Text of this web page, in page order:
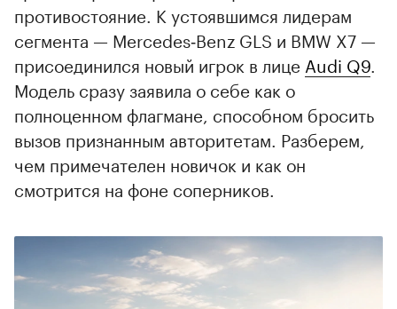
противостояние. К устоявшимся лидерам
сегмента — Mercedes‑Benz GLS и BMW X7 —
присоединился новый игрок в лице Audi Q9
Модель сразу заявила о себе как о
полноценном флагмане, способном бросить
вызов признанным авторитетам. Разберем,
чем примечателен новичок и как он
смотрится на фоне соперников.